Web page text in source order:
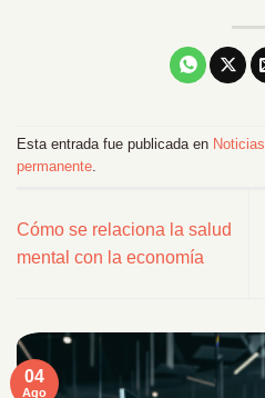
Esta entrada fue publicada en Noticias
permanente.
Cómo se relaciona la salud
mental con la economía
04
Ago